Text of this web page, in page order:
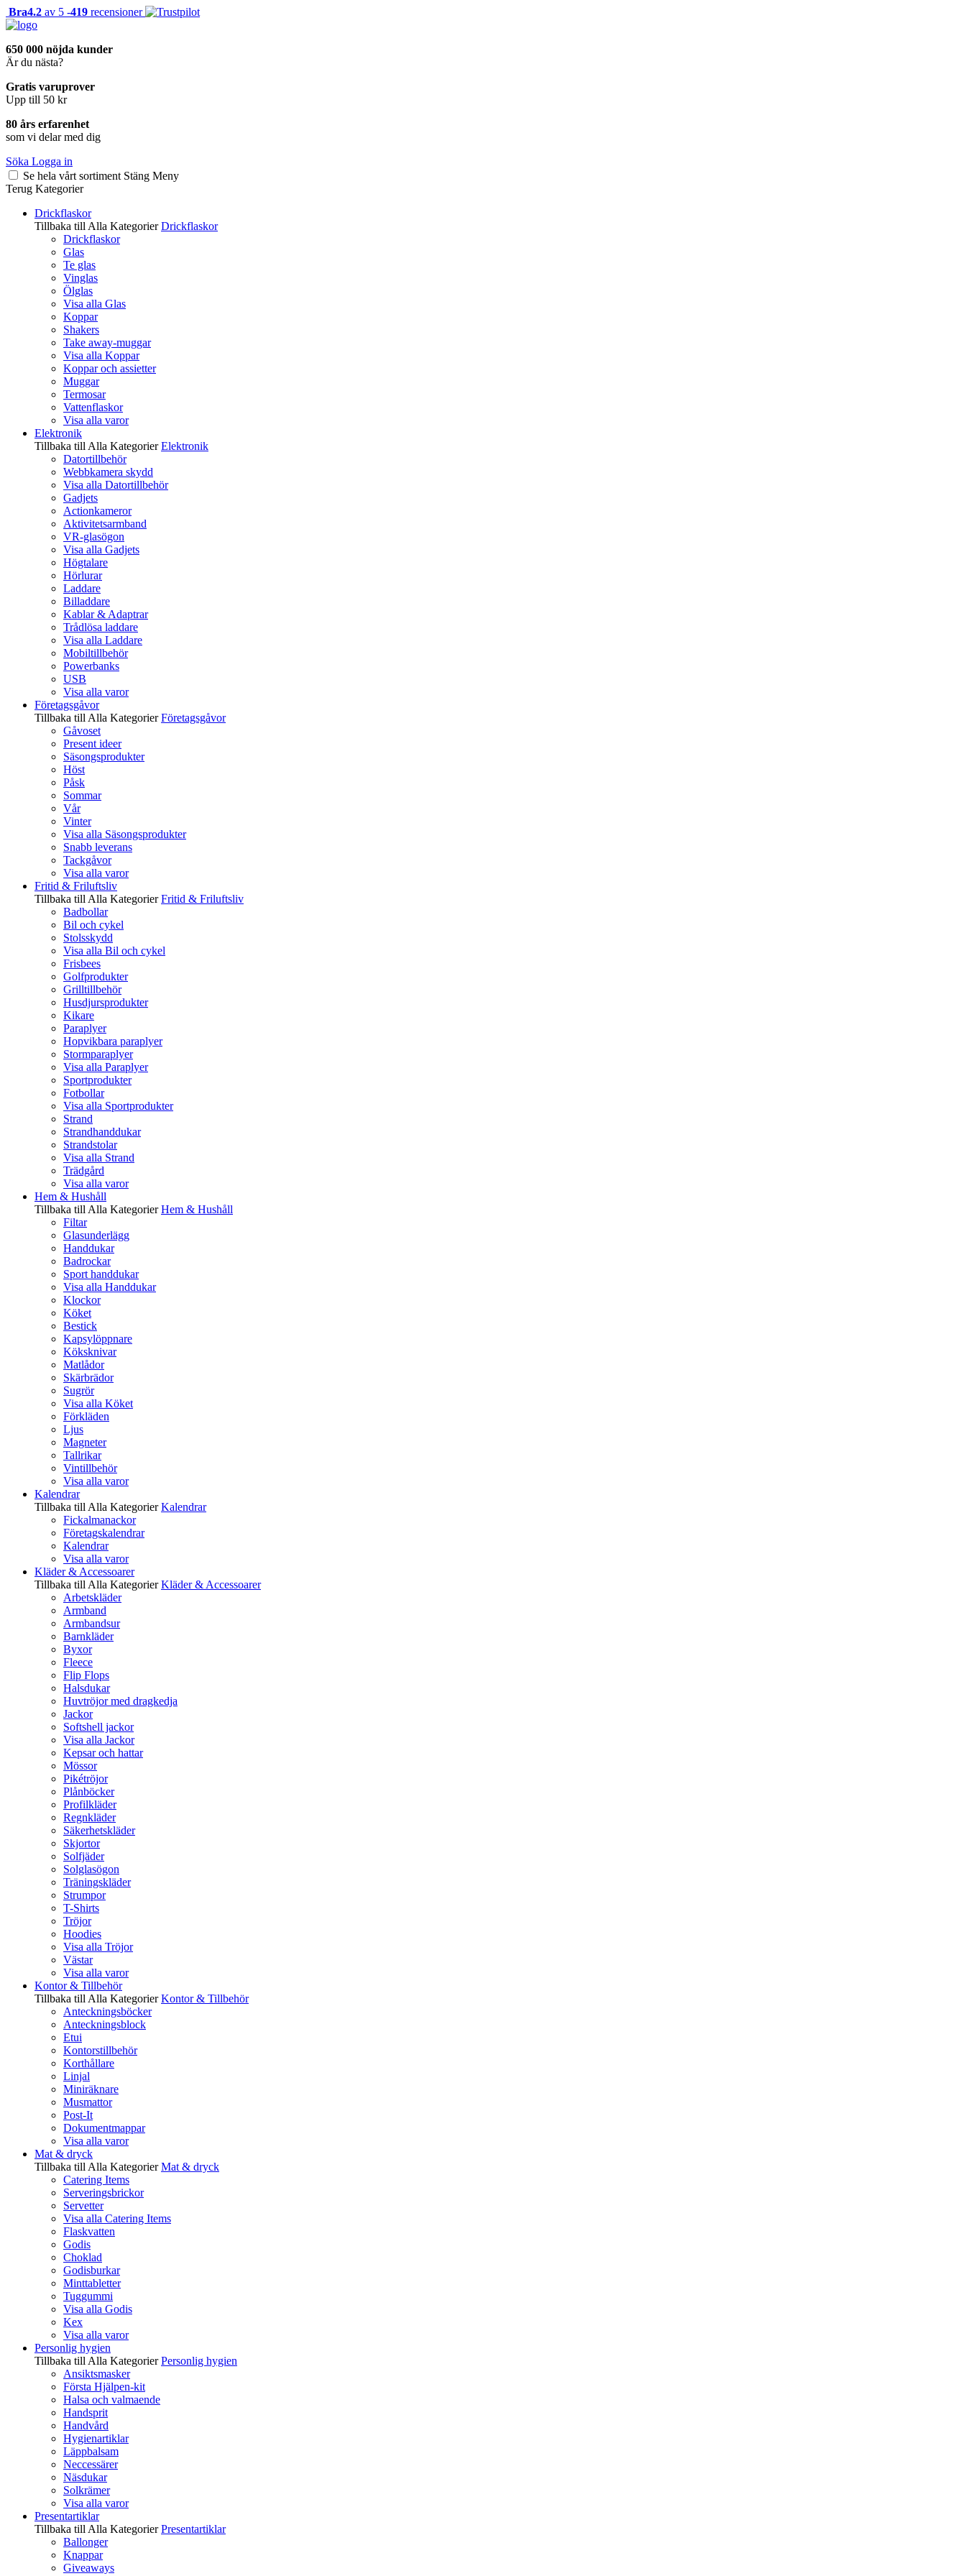
Bra4.2 av 5 -419 recensioner
650 000 nöjda kunder
Är du nästa?
Gratis varuprover
Upp till 50 kr
80 års erfarenhet
som vi delar med dig
Söka Logga in
Se hela vårt sortiment Stäng Meny
Terug Kategorier
Drickflaskor
Tillbaka till Alla Kategorier Drickflaskor
Drickflaskor
Glas
Te glas
Vinglas
Ölglas
Visa alla Glas
Koppar
Shakers
Take away-muggar
Visa alla Koppar
Koppar och assietter
Muggar
Termosar
Vattenflaskor
Visa alla varor
Elektronik
Tillbaka till Alla Kategorier Elektronik
Datortillbehör
Webbkamera skydd
Visa alla Datortillbehör
Gadjets
Actionkameror
Aktivitetsarmband
VR-glasögon
Visa alla Gadjets
Högtalare
Hörlurar
Laddare
Billaddare
Kablar & Adaptrar
Trådlösa laddare
Visa alla Laddare
Mobiltillbehör
Powerbanks
USB
Visa alla varor
Företagsgåvor
Tillbaka till Alla Kategorier Företagsgåvor
Gåvoset
Present ideer
Säsongsprodukter
Höst
Påsk
Sommar
Vår
Vinter
Visa alla Säsongsprodukter
Snabb leverans
Tackgåvor
Visa alla varor
Fritid & Friluftsliv
Tillbaka till Alla Kategorier Fritid & Friluftsliv
Badbollar
Bil och cykel
Stolsskydd
Visa alla Bil och cykel
Frisbees
Golfprodukter
Grilltillbehör
Husdjursprodukter
Kikare
Paraplyer
Hopvikbara paraplyer
Stormparaplyer
Visa alla Paraplyer
Sportprodukter
Fotbollar
Visa alla Sportprodukter
Strand
Strandhanddukar
Strandstolar
Visa alla Strand
Trädgård
Visa alla varor
Hem & Hushåll
Tillbaka till Alla Kategorier Hem & Hushåll
Filtar
Glasunderlägg
Handdukar
Badrockar
Sport handdukar
Visa alla Handdukar
Klockor
Köket
Bestick
Kapsylöppnare
Köksknivar
Matlådor
Skärbrädor
Sugrör
Visa alla Köket
Förkläden
Ljus
Magneter
Tallrikar
Vintillbehör
Visa alla varor
Kalendrar
Tillbaka till Alla Kategorier Kalendrar
Fickalmanackor
Företagskalendrar
Kalendrar
Visa alla varor
Kläder & Accessoarer
Tillbaka till Alla Kategorier Kläder & Accessoarer
Arbetskläder
Armband
Armbandsur
Barnkläder
Byxor
Fleece
Flip Flops
Halsdukar
Huvtröjor med dragkedja
Jackor
Softshell jackor
Visa alla Jackor
Kepsar och hattar
Mössor
Pikétröjor
Plånböcker
Profilkläder
Regnkläder
Säkerhetskläder
Skjortor
Solfjäder
Solglasögon
Träningskläder
Strumpor
T-Shirts
Tröjor
Hoodies
Visa alla Tröjor
Västar
Visa alla varor
Kontor & Tillbehör
Tillbaka till Alla Kategorier Kontor & Tillbehör
Anteckningsböcker
Anteckningsblock
Etui
Kontorstillbehör
Korthållare
Linjal
Miniräknare
Musmattor
Post-It
Dokumentmappar
Visa alla varor
Mat & dryck
Tillbaka till Alla Kategorier Mat & dryck
Catering Items
Serveringsbrickor
Servetter
Visa alla Catering Items
Flaskvatten
Godis
Choklad
Godisburkar
Minttabletter
Tuggummi
Visa alla Godis
Kex
Visa alla varor
Personlig hygien
Tillbaka till Alla Kategorier Personlig hygien
Ansiktsmasker
Första Hjälpen-kit
Halsa och valmaende
Handsprit
Handvård
Hygienartiklar
Läppbalsam
Neccessärer
Näsdukar
Solkrämer
Visa alla varor
Presentartiklar
Tillbaka till Alla Kategorier Presentartiklar
Ballonger
Knappar
Giveaways